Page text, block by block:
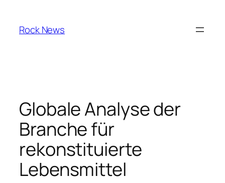
content
Rock News
Globale Analyse der
Branche für
rekonstituierte
Lebensmittel